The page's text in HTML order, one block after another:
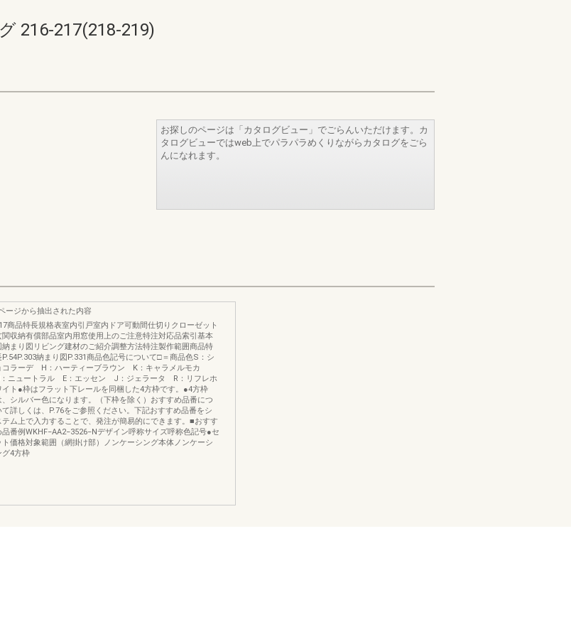
216-217(218-219)
お探しのページは「カタログビュー」でごらんいただけます。カ
タログビューではweb上でパラパラめくりながらカタログをごら
んになれます。
ージから抽出された内容
商品特長規格表室内引戸室内ドア可動間仕切りクローゼット
関収納有償部品室内用窓使用上のご注意特注対応品索引基本
納まり図リビング建材のご紹介調整方法特注製作範囲商品特
P.54P.303納まり図P.331商品色記号について□＝商品色S：シ
コラーデ H：ハーティーブラウン K：キャラメルモカ
ニュートラル E：エッセン J：ジェラータ R：リフレホ
イト●枠はフラット下レールを同梱した4方枠です。●4方枠
、シルバー色になります。（下枠を除く）おすすめ品番につ
て詳しくは、P.76をご参照ください。下記おすすめ品番をシ
テム上で入力することで、発注が簡易的にできます。■おすす
品番例WKHF−AA2−3526−Nデザイン呼称サイズ呼称色記号●セ
ト価格対象範囲（網掛け部）ノンケーシング本体ノンケーシ
グ4方枠